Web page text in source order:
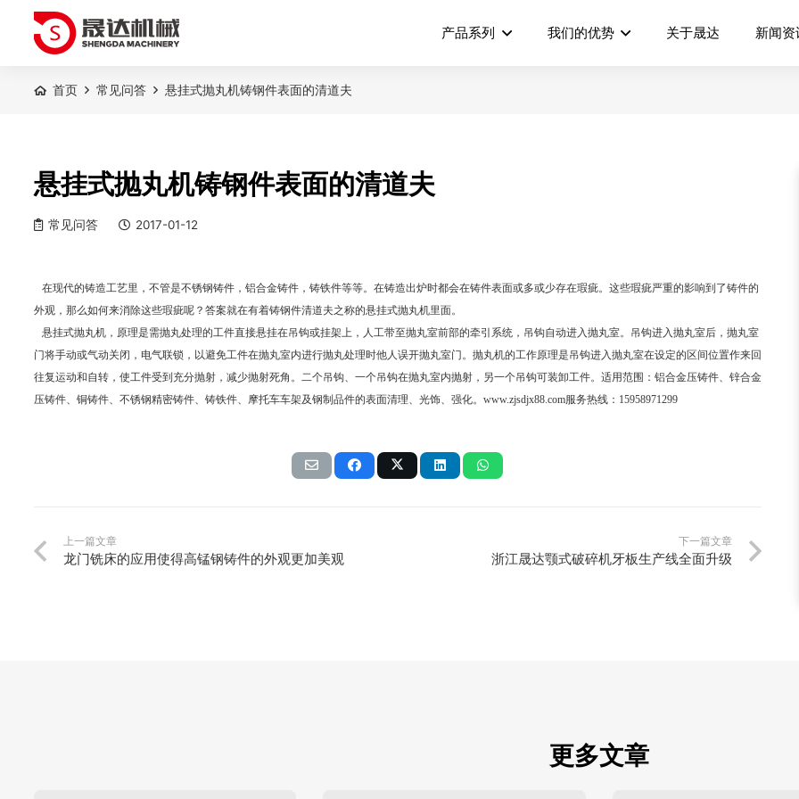
产品系列 我们的优势 关于晟达 新闻资
首页 常见问答 悬挂式抛丸机铸钢件表面的清道夫
悬挂式抛丸机铸钢件表面的清道夫
常见问答 2017-01-12
在现代的铸造工艺里，不管是不锈钢铸件，铝合金铸件，铸铁件等等。在铸造出炉时都会在铸件表面或多或少存在瑕疵。这些瑕疵严重的影响到了铸件的
外观，那么如何来消除这些瑕疵呢？答案就在有着铸钢件清道夫之称的悬挂式抛丸机里面。
悬挂式抛丸机，原理是需抛丸处理的工件直接悬挂在吊钩或挂架上，人工带至抛丸室前部的牵引系统，吊钩自动进入抛丸室。吊钩进入抛丸室后，抛丸室
门将手动或气动关闭，电气联锁，以避免工件在抛丸室内进行抛丸处理时他人误开抛丸室门。抛丸机的工作原理是吊钩进入抛丸室在设定的区间位置作来回
往复运动和自转，使工件受到充分抛射，减少抛射死角。二个吊钩、一个吊钩在抛丸室内抛射，另一个吊钩可装卸工件。适用范围：铝合金压铸件、锌合金
压铸件、铜铸件、不锈钢精密铸件、铸铁件、摩托车车架及钢制品件的表面清理、光饰、强化。 www.zjsdjx88.com服务热线： 15958971299
上一篇文章
龙门铣床的应用使得高锰钢铸件的外观更加美观
下一篇文章
浙江晟达颚式破碎机牙板生产线全面升级
更多文章